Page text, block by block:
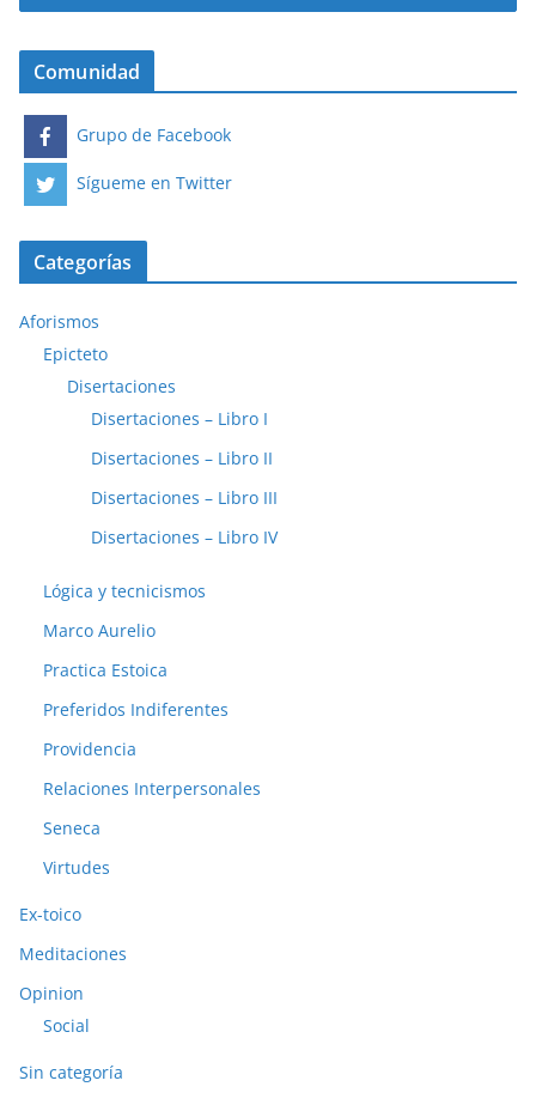
Comunidad
Grupo de Facebook
Sígueme en Twitter
Categorías
Aforismos
Epicteto
Disertaciones
Disertaciones – Libro I
Disertaciones – Libro II
Disertaciones – Libro III
Disertaciones – Libro IV
Lógica y tecnicismos
Marco Aurelio
Practica Estoica
Preferidos Indiferentes
Providencia
Relaciones Interpersonales
Seneca
Virtudes
Ex-toico
Meditaciones
Opinion
Social
Sin categoría